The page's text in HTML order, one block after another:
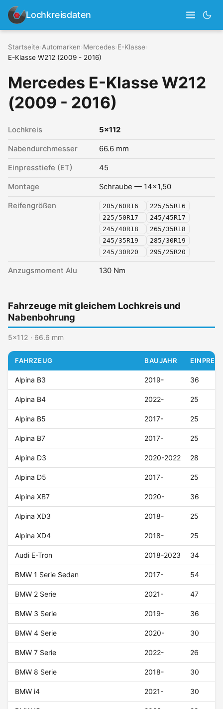
Lochkreisdaten
Startseite Automarken Mercedes E-Klasse
E-Klasse W212 (2009 - 2016)
Mercedes E-Klasse W212
(2009 - 2016)
Lochkreis 5x112
Nabendurchmesser 66.6 mm
Einpresstiefe (ET) 45
Montage Schraube — 14x1,50
Reifengrößen 205/60R16
225/55R16
225/50R17
245/45R17
245/40R18
265/35R18
245/35R19
285/30R19
245/30R20
295/25R20
Anzugsmoment Alu 130 Nm
Fahrzeuge mit gleichem Lochkreis und
Nabenbohrung
5x112 · 66.6 mm
FAHRZEUG BAUJAHR
Alpina B3 2019- 36
Alpina B4 2022- 25
Alpina B5 2017- 25
Alpina B7 2017- 25
Alpina D3 2020-2022 28
Alpina D5 2017- 25
Alpina XB7 2020- 36
Alpina XD3 2018- 25
Alpina XD4 2018- 25
Audi E-Tron 2018-2023 34
BMW 1 Serie Sedan 2017- 54
BMW 2 Serie 2021- 47
BMW 3 Serie 2019- 36
BMW 4 Serie 2020- 30
BMW 7 Serie 2022- 26
BMW 8 Serie 2018- 30
BMW i4 2021- 30